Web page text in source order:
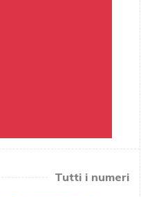
Tutti i numeri